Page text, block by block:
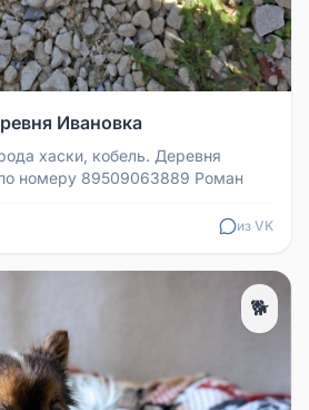
Ивановка
хаски, кобель. Деревня
номеру 89509063889 Роман
из VK
🐕